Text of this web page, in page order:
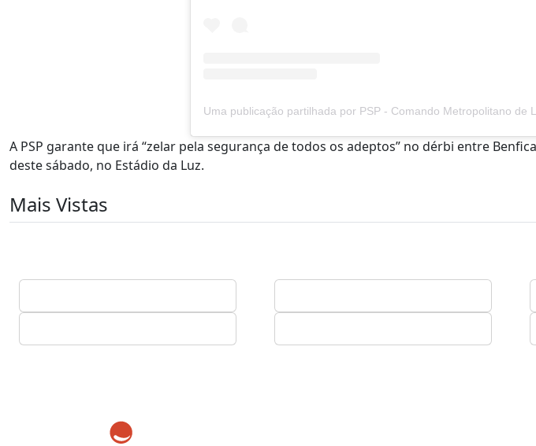
A PSP garante que irá “zelar pela segurança de todos os adeptos” no dérbi entre
deste sábado, no Estádio da Luz.
Mais Vistas